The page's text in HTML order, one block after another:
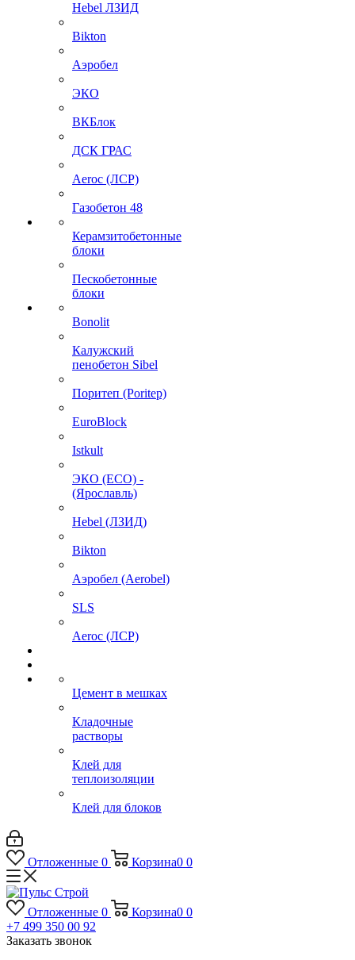
Hebel ЛЗИД
Bikton
Аэробел
ЭКО
ВКБлок
ДСК ГРАС
Aeroc (ЛСР)
Газобетон 48
Керамзитобетонные
блоки
Пескобетонные
блоки
Bonolit
Калужский
пенобетон Sibel
Поритеп (Poritep)
EuroBlock
Istkult
ЭКО (ECO) -
(Ярославль)
Hebel (ЛЗИД)
Bikton
Аэробел (Aerobel)
SLS
Aeroc (ЛСР)
Цемент в мешках
Кладочные
растворы
Клей для
теплоизоляции
Клей для блоков
Отложенные 0 Корзина0 0
Отложенные 0 Корзина0 0
+7 499 350 00 92
Заказать звонок